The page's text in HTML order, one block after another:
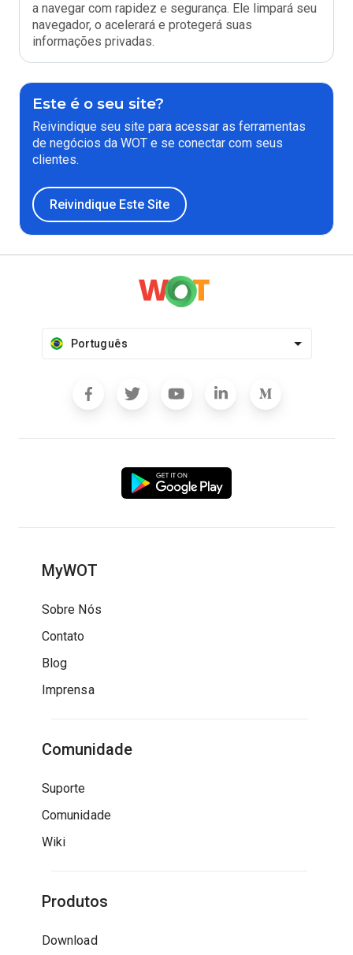
a navegar com rapidez e segurança. Ele limpará seu
navegador, o acelerará e protegerá suas
informações privadas.
Este é o seu site?
Reivindique seu site para acessar as ferramentas
de negócios da WOT e se conectar com seus
clientes.
Reivindique Este Site
Português
MyWOT
Sobre Nós
Contato
Blog
Imprensa
Comunidade
Suporte
Comunidade
Wiki
Produtos
Download